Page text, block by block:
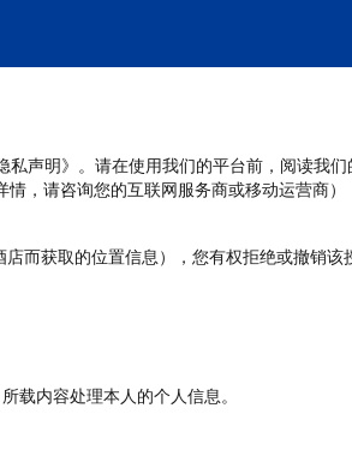
声明》。请在使用我们的平台前，阅读我们
，请咨询您的互联网服务商或移动运营商）
而获取的位置信息），您有权拒绝或撤销该
所载内容处理本人的个人信息。